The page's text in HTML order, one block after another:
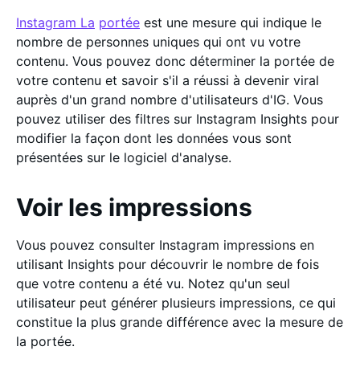
Instagram La portée est une mesure qui indique le
nombre de personnes uniques qui ont vu votre
contenu. Vous pouvez donc déterminer la portée de
votre contenu et savoir s'il a réussi à devenir viral
auprès d'un grand nombre d'utilisateurs d'IG. Vous
pouvez utiliser des filtres sur Instagram Insights pour
modifier la façon dont les données vous sont
présentées sur le logiciel d'analyse.
Voir les impressions
Vous pouvez consulter Instagram impressions en
utilisant Insights pour découvrir le nombre de fois
que votre contenu a été vu. Notez qu'un seul
utilisateur peut générer plusieurs impressions, ce qui
constitue la plus grande différence avec la mesure de
la portée.